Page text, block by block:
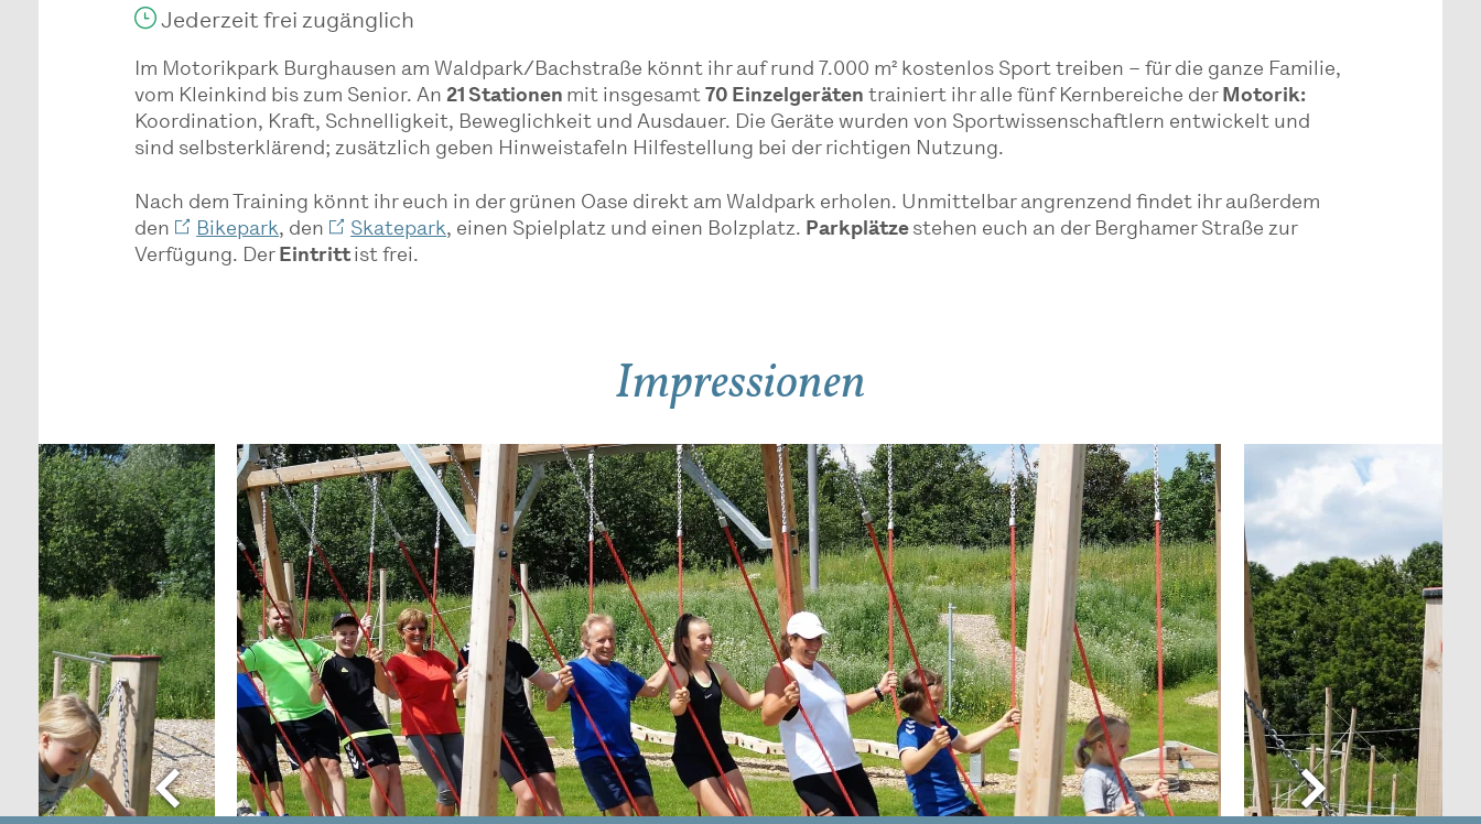
Jederzeit frei zugänglich
Im Motorikpark Burghausen am Waldpark/Bachstraße könnt ihr auf rund 7.000 m² kostenlos Sport treiben – für die ganze Familie,
vom Kleinkind bis zum Senior. An21 Stationen mit insgesamt70 Einzelgeräten trainiert ihr alle fünf Kernbereiche der Motorik:
Koordination, Kraft, Schnelligkeit, Beweglichkeit und Ausdauer. Die Geräte wurden von Sportwissenschaftlern entwickelt und
sind selbsterklärend; zusätzlich geben Hinweistafeln Hilfestellung bei der richtigen Nutzung.
Nach dem Training könnt ihr euch in der grünen Oase direkt am Waldpark erholen. Unmittelbar angrenzend findet ihr außerdem
den
Bikepark, den Skatepark, einen Spielplatz und einen Bolzplatz. Parkplätze stehen euch an der Berghamer Straße zur
Verfügung. Der Eintrittist frei.
Impressionen